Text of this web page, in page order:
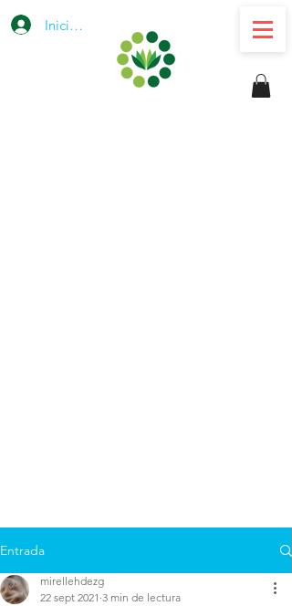
Iniciar sesión
Entrada
mirellehdezg
22 sept 2021 3 min de lectura